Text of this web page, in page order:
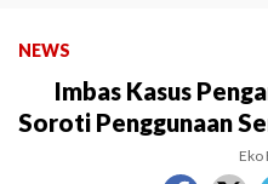
NEWS
Imbas Kasus
Soroti Penggunaan
Eko